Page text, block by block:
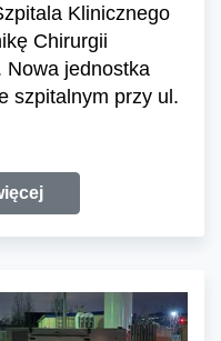
Klinicznego
Chirurgii
Nowa jednostka
szpitalnym przy ul.